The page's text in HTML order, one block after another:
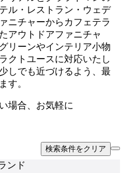
ル・レストラン・ウェデ
ニチャーからカフェテラ
アウトドアファニチャ
リーンやインテリア小物
クトユースに対応いたし
しでも近づけるよう、最
す。
場合、お気軽に
検索条件をクリア
ンド